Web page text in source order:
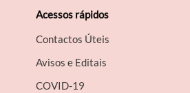
Acessos rápidos
Contactos Úteis
Avisos e Editais
COVID-19